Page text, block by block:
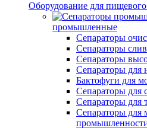
Оборудование для пищевого
промышленные
Сепараторы
Сепараторы
Сепараторы
Сепараторы для
Бактофуги для
Сепараторы для
Сепараторы для
Сепараторы для